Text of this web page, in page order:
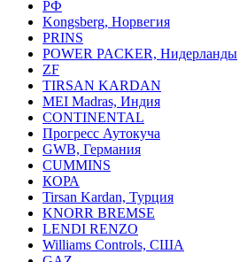
РФ
Kongsberg, Норвегия
PRINS
POWER PACKER, Нидерланды
ZF
TIRSAN KARDAN
MEI Madras, Индия
CONTINENTAL
Прогресс Аутокуча
GWB, Германия
CUMMINS
КОРА
Tirsan Kardan, Турция
KNORR BREMSE
LENDI RENZO
Williams Controls, США